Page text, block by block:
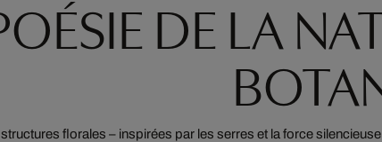
DE LA
florales – inspirées par les serres et la force